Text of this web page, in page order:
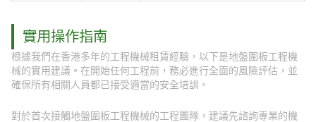
實用操作指南
根據我們在香港多年的工程機械租賃經驗，以下是地盤圍板工程機
械的實用建議。在開始任何工程前，務必進行全面的風險評估，並
確保所有相關人員都已接受適當的安全培訓。
對於首次接觸地盤圍板工程機械的工程團隊，建議先諮詢專業的機